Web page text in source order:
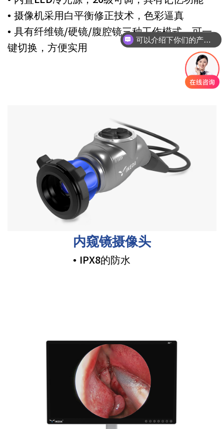
• 摄像机采用白平衡修正技术，色彩逼真
• 具有纤维镜/硬镜/腹腔镜三种工作模式，可一
键切换，方便实用
内窥镜摄像头
• IPX8的防水
可以介绍下你们的产品么